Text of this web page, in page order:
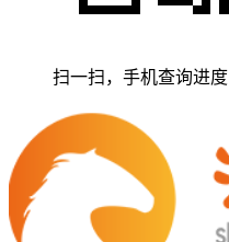
扫一扫，手机查询进度